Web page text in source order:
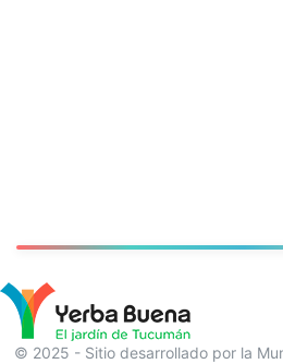
© 2025 - Sitio desarrollado por la